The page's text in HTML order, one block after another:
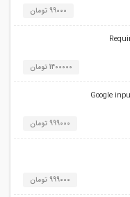
99000 تومان
1400000 تومان
999000 تومان
999000 تومان